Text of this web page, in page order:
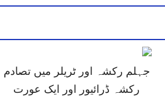
جہلم رکشہ اور ٹریلر میں تصادم
رکشہ ڈرائیور اور ایک عورت